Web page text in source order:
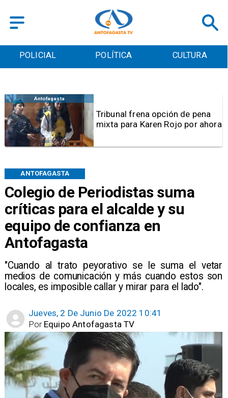
POLICIAL POLÍTICA CULTURA
Colegio de Periodistas suma
críticas para el alcalde y su
equipo de confianza en
Antofagasta
"Cuando al trato peyorativo se le suma el vetar
medios de comunicación y más cuando estos son
locales, es imposible callar y mirar para el lado".
ANTOFAGASTA
Jueves, 2 De Junio De 2022 10:41
Equipo Antofagasta TV
Por
Antofagasta
Tribunal frena opción de pena
mixta para Karen Rojo por ahora